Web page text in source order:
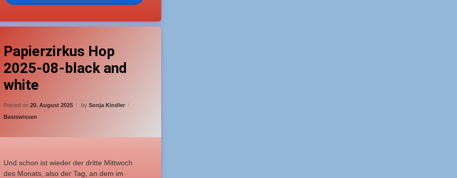
Papierzirkus Hop
2025-08-black and
white
Posted on20. August 2025 bySonja Kindler
Categories:
Basiswissen
Und schon ist wieder der dritte Mittwoch
des Monats, also der Tag, an dem im